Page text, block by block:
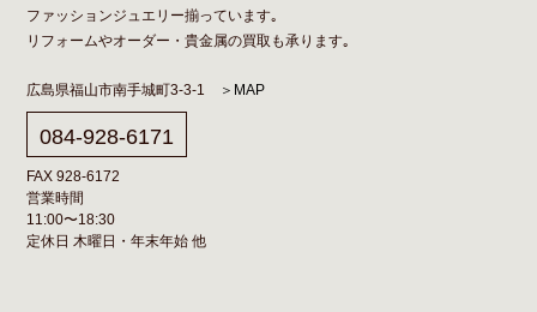
ファッションジュエリー揃っています｡
リフォームやオーダー ・貴金属の買取も承ります｡
広島県福山市南手城町3-3-1 ＞MAP
084-928-6171
FAX 928-6172
営業時間
11:00〜18:30
定休日 木曜日・年末年始 他